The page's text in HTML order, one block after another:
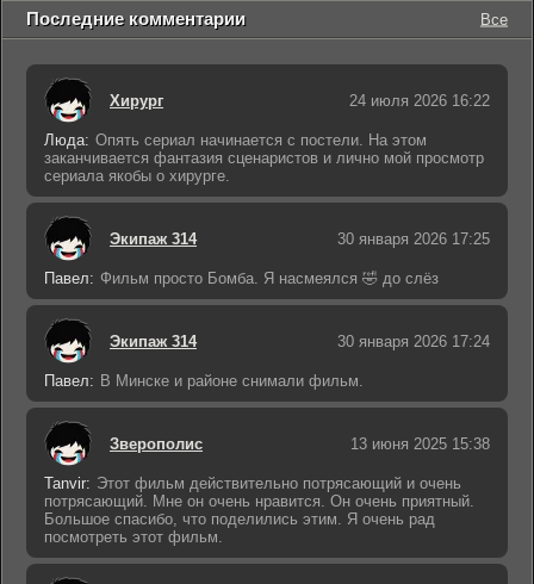
Последние комментарии Все
Хирург 24 июля 2026 16:22
Люда: Опять сериал начинается с постели. На этом
заканчивается фантазия сценаристов и лично мой просмотр
сериала якобы о хирурге.
Экипаж 314 30 января 2026 17:25
Павел: Фильм просто Бомба. Я насмеялся 🤣 до слёз
Экипаж 314 30 января 2026 17:24
Павел: В Минске и районе снимали фильм.
Зверополис 13 июня 2025 15:38
Tanvir: Этот фильм действительно потрясающий и очень
потрясающий. Мне он очень нравится. Он очень приятный.
Большое спасибо, что поделились этим. Я очень рад
посмотреть этот фильм.